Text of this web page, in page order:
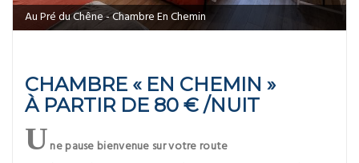
Au Pré du Chêne - Chambre En Chemin
CHAMBRE « EN CHEMIN »
À PARTIR DE 80 € /NUIT
Une pause bienvenue sur votre route